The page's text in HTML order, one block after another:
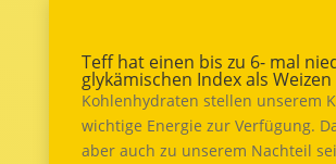
Teff hat einen bis zu 6- mal
glykämischen Index als Weizen
Kohlenhydraten stellen unserem
wichtige Energie zur Verfügung.
aber auch zu unserem Nachteil